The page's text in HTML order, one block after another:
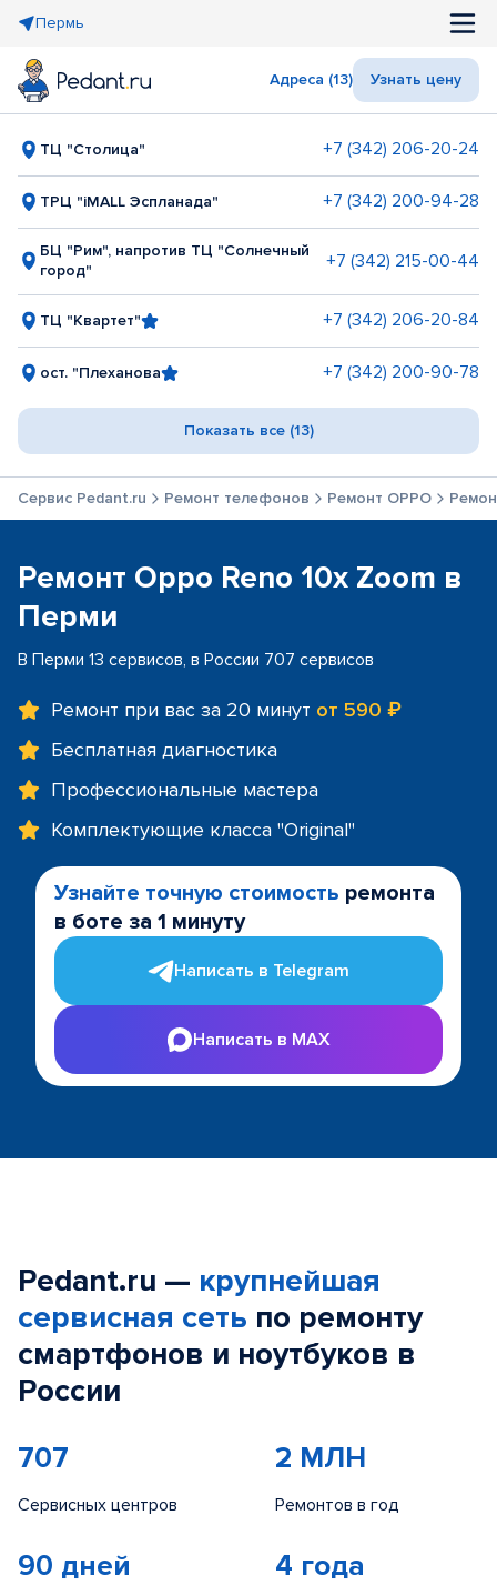
Пермь
Адреса (13) Узнать цену
ТЦ "Столица" +7 (342) 206-20-24
ТРЦ "iMALL Эспланада" +7 (342) 200-94-28
БЦ "Рим", напротив ТЦ "Солнечный
город"
+7 (342) 215-00-44
ТЦ "Квартет" +7 (342) 206-20-84
ост. "Плеханова +7 (342) 200-90-78
Показать все (13)
Сервис Pedant.ru Ремонт телефонов Ремонт OPPO
Ремонт Oppo Reno 10x Zoom в
Перми
В Перми 13 сервисов, в России 707 сервисов
Ремонт при вас за 20 минут от 590 ₽
Бесплатная диагностика
Профессиональные мастера
Комплектующие класса "Original"
Узнайте точную стоимость ремонта
в боте за 1 минуту
Написать в Telegram
Написать в MAX
Pedant.ru — крупнейшая
сервисная сеть по ремонту
смартфонов и ноутбуков в
России
707
Сервисных центров
2 МЛН
Ремонтов в год
90 дней 4 года